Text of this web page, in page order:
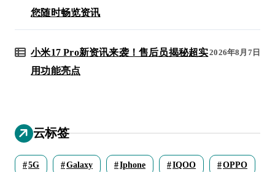
您随时畅览资讯
小米17 Pro新资讯来袭！售后员揭秘超实
用功能亮点
2026年8月7日
云标签
5G Galaxy Iphone IQOO OPPO